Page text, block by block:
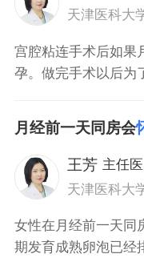
天津医科大
宫腔粘连手术后如果
孕。做完手术以后为
粘连，在术后三个月
概率较小，即使怀孕
月经前一天同房会
王芳 主任
天津医科大
女性在月经前一天同
期发育成熟卵泡已经